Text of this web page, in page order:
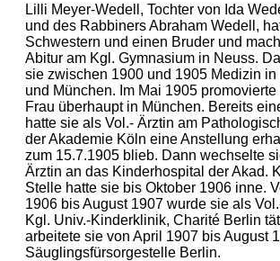
Lilli Meyer-Wedell, Tochter von Ida
und des Rabbiners Abraham Wedell,
Schwestern und einen Bruder und
Abitur am Kgl. Gymnasium in Neuss.
sie zwischen 1900 und 1905 Medizin in
und München. Im Mai 1905
Frau überhaupt in München. Bereits
hatte sie als Vol.- Ärztin am
der Akademie Köln eine Anstellung
zum 15.7.1905 blieb. Dann wechselte
Ärztin an das Kinderhospital der Akad.
Stelle hatte sie bis Oktober 1906 inne.
1906 bis August 1907 wurde sie als
Kgl. Univ.-Kinderklinik, Charité Berlin
arbeitete sie von April 1907 bis August
Säuglingsfürsorgestelle Berlin.